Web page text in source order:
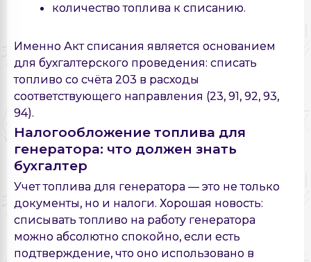
количество топлива к списанию.
Именно Акт списания является основанием
для бухгалтерского проведения: списать
топливо со счёта 203 в расходы
соответствующего направления (23, 91, 92, 93,
94).
Налогообложение топлива для
генератора: что должен знать
бухгалтер
Учет топлива для генератора — это не только
документы, но и налоги. Хорошая новость:
списывать топливо на работу генератора
можно абсолютно спокойно, если есть
подтверждение, что оно использовано в